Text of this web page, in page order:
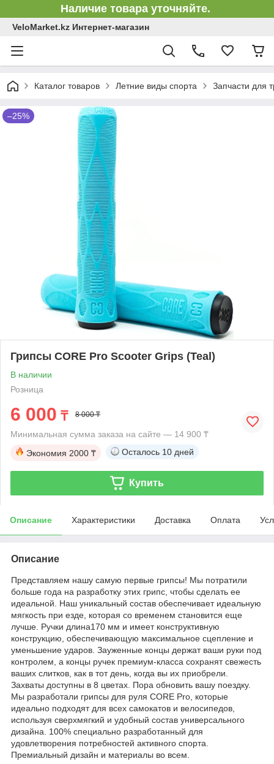
Наличие товара уточняйте.
VeloMarket.kz Интернет-магазин
Каталог товаров Летние виды спорта Запчасти для
–25%
Грипсы CORE Pro Scooter Grips (Teal)
В наличии
Розница
6 000 ₸ 8 000 ₸
Минимальная сумма заказа на сайте — 14 900 ₸
Экономия 2000 ₸ Осталось 10 дней
Купить
Описание Характеристики Доставка Оплата
Описание
Представляем нашу самую первые грипсы! Мы потратили
больше года на разработку этих грипс, чтобы сделать ее
идеальной. Наш уникальный состав обеспечивает идеальную
мягкость при езде, которая со временем становится еще
лучше. Ручки длина170 мм и имеет конструктивную
конструкцию, обеспечивающую максимальное сцепление и
уменьшение ударов. Зауженные концы держат ваши руки под
контролем, а концы ручек премиум-класса сохранят свежесть
ваших слитков, как в тот день, когда вы их приобрели.
Захваты доступны в 8 цветах. Пора обновить вашу поездку.
Мы разработали грипсы для руля CORE Pro, которые
идеально подходят для всех самокатов и велосипедов,
используя сверхмягкий и удобный состав универсального
дизайна. 100% специально разработанный для
удовлетворения потребностей активного спорта.
Премиальный дизайн и материалы во всем.